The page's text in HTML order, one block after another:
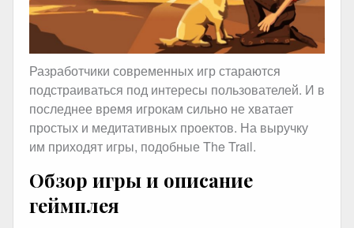
Разработчики современных игр стараются
подстраиваться под интересы пользователей. И в
последнее время игрокам сильно не хватает
простых и медитативных проектов. На выручку
им приходят игры, подобные The Trail.
Обзор игры и описание
геймплея